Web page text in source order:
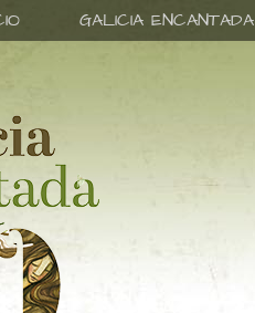
GALICIA ENCANTADA